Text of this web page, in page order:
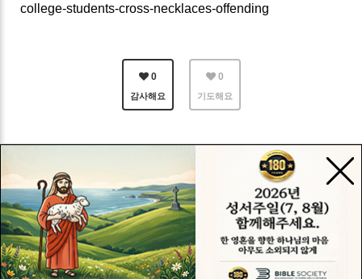
college-students-cross-necklaces-offending
0
감사해요
0
기도해요